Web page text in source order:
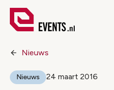
Nieuws
Nieuws 24 maart 2016